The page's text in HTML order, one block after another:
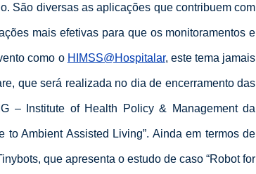
São diversas as aplicações que contribuem com
mais efetivas para que os monitoramentos e
como o HIMSS@Hospitalar, este tema jamais
que será realizada no dia de encerramento das
– Institute of Health Policy & Management da
to Ambient Assisted Living”. Ainda em termos de
que apresenta o estudo de caso “Robot for